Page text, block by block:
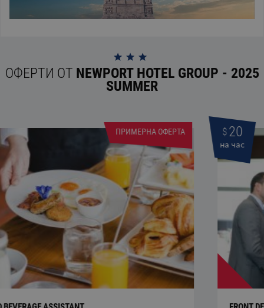
ОФЕРТИ ОТ NEWPORT HOTEL GROUP - 2025
SUMMER
20
на час
ПРИМЕРНА ОФЕРТА